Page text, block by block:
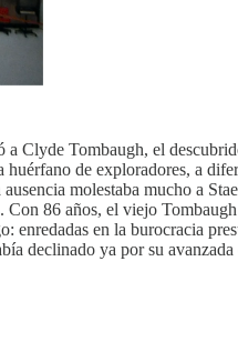
Clyde Tombaugh, el
de exploradores, a
molestaba mucho a
Con 86 años, el viejo
enredadas en la burocracia
declinado ya por su